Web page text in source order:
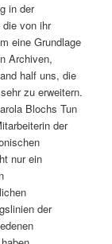
in der
von ihr
eine Grundlage
Archiven,
half uns, die
zu erweitern.
Blochs Tun
der
nur ein
der